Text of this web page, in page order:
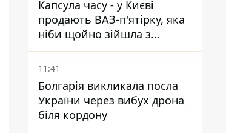
Капсула часу - у Києві
продають ВАЗ-п'ятірку, яка
ніби щойно зійшла з
конвейєра
11:41
Болгарія викликала посла
України через вибух дрона
біля кордону